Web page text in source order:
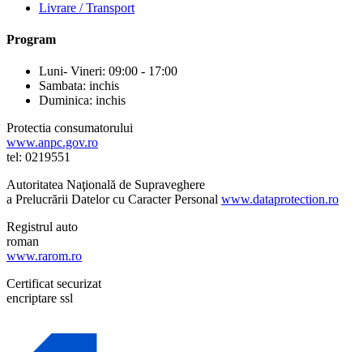
Livrare / Transport
Program
Luni- Vineri: 09:00 - 17:00
Sambata: inchis
Duminica: inchis
Protectia consumatorului
www.anpc.gov.ro
tel: 0219551
Autoritatea Naţională de Supraveghere
a Prelucrării Datelor cu Caracter Personal www.dataprotection.ro
Registrul auto
roman
www.rarom.ro
Certificat securizat
encriptare ssl